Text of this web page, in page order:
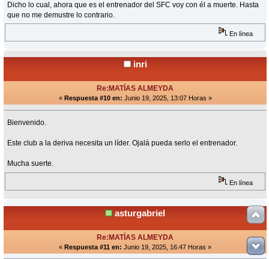
Dicho lo cual, ahora que es el entrenador del SFC voy con él a muerte. Hasta
que no me demustre lo contrario.
En línea
inri
Re:MATÍAS ALMEYDA
« Respuesta #10 en: Junio 19, 2025, 13:07 Horas »
Bienvenido.
Este club a la deriva necesita un líder. Ojalá pueda serlo el entrenador.
Mucha suerte.
En línea
asturgabriel
Re:MATÍAS ALMEYDA
« Respuesta #11 en: Junio 19, 2025, 16:47 Horas »